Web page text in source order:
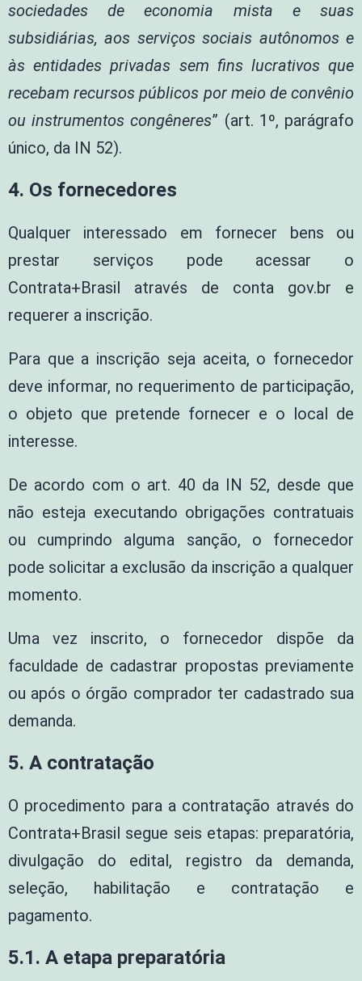
sociedades de economia mista e suas
subsidiárias, aos serviços sociais autônomos e
às entidades privadas sem fins lucrativos que
recebam recursos públicos por meio de convênio
ou instrumentos congêneres” (art. 1º, parágrafo
único, da IN 52).
4. Os fornecedores
Qualquer interessado em fornecer bens ou
prestar serviços pode acessar o
Contrata+Brasil através de conta gov.br e
requerer a inscrição.
Para que a inscrição seja aceita, o fornecedor
deve informar, no requerimento de participação,
o objeto que pretende fornecer e o local de
interesse.
De acordo com o art. 40 da IN 52, desde que
não esteja executando obrigações contratuais
ou cumprindo alguma sanção, o fornecedor
pode solicitar a exclusão da inscrição a qualquer
momento.
Uma vez inscrito, o fornecedor dispõe da
faculdade de cadastrar propostas previamente
ou após o órgão comprador ter cadastrado sua
demanda.
5. A contratação
O procedimento para a contratação através do
Contrata+Brasil segue seis etapas: preparatória,
divulgação do edital, registro da demanda,
seleção, habilitação e contratação e
pagamento.
5.1. A etapa preparatória